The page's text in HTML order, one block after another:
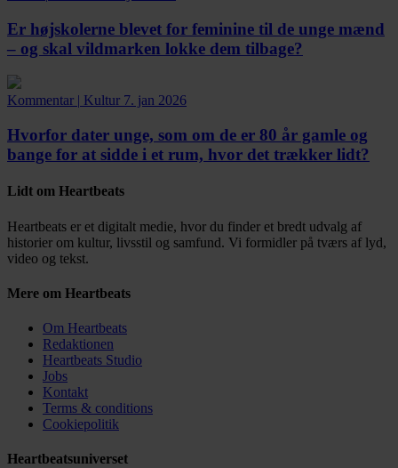
Er højskolerne blevet for feminine til de unge mænd
– og skal vildmarken lokke dem tilbage?
Kommentar | Kultur 7. jan 2026
Hvorfor dater unge, som om de er 80 år gamle og
bange for at sidde i et rum, hvor det trækker lidt?
Lidt om Heartbeats
Heartbeats er et digitalt medie, hvor du finder et bredt udvalg af
historier om kultur, livsstil og samfund. Vi formidler på tværs af lyd,
video og tekst.
Mere om Heartbeats
Om Heartbeats
Redaktionen
Heartbeats Studio
Jobs
Kontakt
Terms & conditions
Cookiepolitik
Heartbeatsuniverset